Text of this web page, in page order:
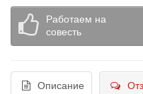
Работаем на
совесть
Описание